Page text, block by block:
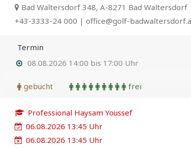
Bad Waltersdorf 348, A-8271 Bad Waltersdorf
+43-3333-24 000 | office@golf-
Termin
08.08.2026 14:00 bis 17:00 Uhr
gebucht frei
Professional Haysam Youssef
06.08.2026 13:45 Uhr
06.08.2026 13:45 Uhr